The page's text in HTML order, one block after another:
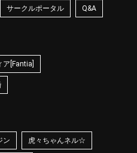
サークルポータル Q&A
ア[Fantia]
ン 虎々ちゃんネル☆